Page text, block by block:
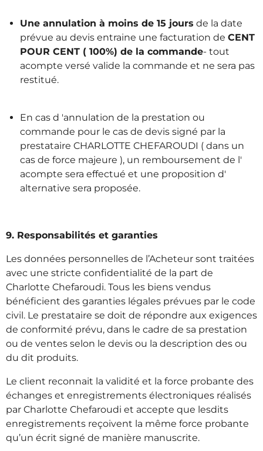
Une annulation à moins de 15 jours de la date
prévue au devis entraine une facturation de CENT
POUR CENT ( 100%) de la commande- tout
acompte versé valide la commande et ne sera pas
restitué.
En cas d 'annulation de la prestation ou
commande pour le cas de devis signé par la
prestataire CHARLOTTE CHEFAROUDI ( dans un
cas de force majeure ), un remboursement de l'
acompte sera effectué et une proposition d'
alternative sera proposée.
9. Responsabilités et garanties
Les données personnelles de l’Acheteur sont traitées
avec une stricte confidentialité de la part de
Charlotte Chefaroudi. Tous les biens vendus
bénéficient des garanties légales prévues par le code
civil. Le prestataire se doit de répondre aux exigences
de conformité prévu, dans le cadre de sa prestation
ou de ventes selon le devis ou la description des ou
du dit produits.
Le client reconnait la validité et la force probante des
échanges et enregistrements électroniques réalisés
par Charlotte Chefaroudi et accepte que lesdits
enregistrements reçoivent la même force probante
qu’un écrit signé de manière manuscrite.